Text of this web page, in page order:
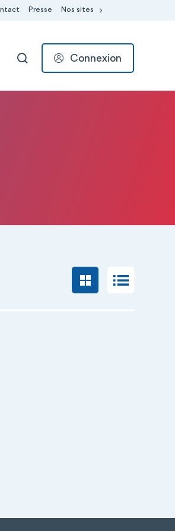
Presse Nos sites
RECHERCHER
Connexion